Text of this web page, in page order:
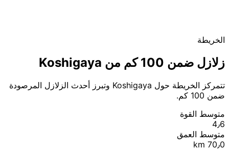
الخريطة
زلازل ضمن 100 كم من Koshigaya
تتمركز الخريطة حول Koshigaya وتبرز أحدث الزلازل المرصودة
ضمن 100 كم.
متوسط القوة
4٫6
متوسط العمق
70٫0 km
Leaflet
© OpenStreetMap contributors